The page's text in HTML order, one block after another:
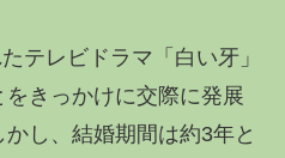
テレビドラマ「白い牙」
きっかけに交際に発展
し、結婚期間は約3年と